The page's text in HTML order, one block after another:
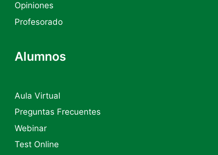
Opiniones
Profesorado
Alumnos
Aula Virtual
Preguntas Frecuentes
Webinar
Test Online